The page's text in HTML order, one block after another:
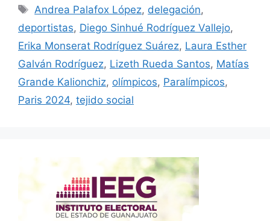
Etiquetas
Andrea Palafox López, delegación,
deportistas, Diego Sinhué Rodríguez Vallejo,
Erika Monserat Rodríguez Suárez, Laura Esther
Galván Rodríguez, Lizeth Rueda Santos, Matías
Grande Kalionchiz, olímpicos, Paralímpicos,
Paris 2024, tejido social